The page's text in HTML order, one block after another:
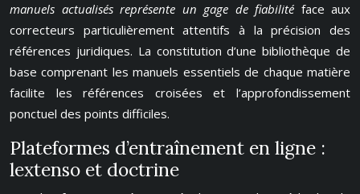
manuels actualisés représente un gage de fiabilité face aux
correcteurs particulièrement attentifs à la précision des
références juridiques. La constitution d’une bibliothèque de
base comprenant les manuels essentiels de chaque matière
facilite les références croisées et l’approfondissement
ponctuel des points difficiles.
Plateformes d’entraînement en ligne :
lextenso et doctrine